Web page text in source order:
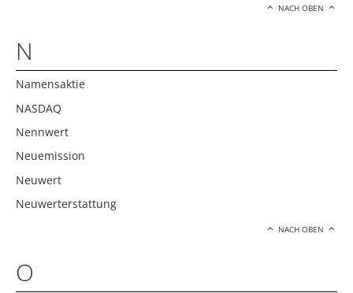
NACH OBEN
N
Namensaktie
NASDAQ
Nennwert
Neuemission
Neuwert
Neuwerterstattung
NACH OBEN
O